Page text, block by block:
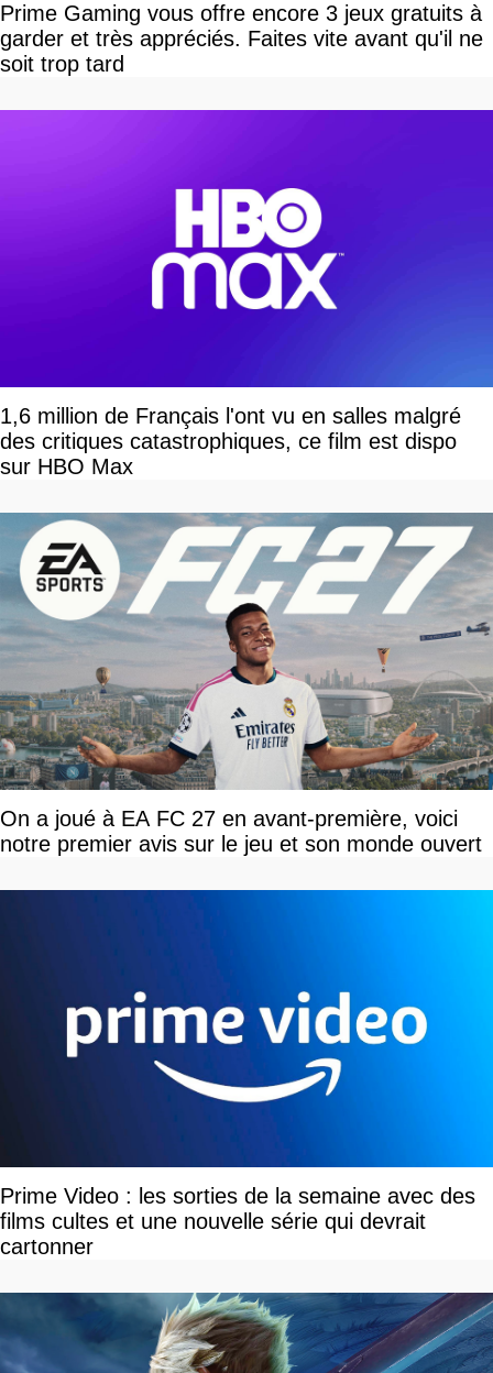
Prime Gaming vous offre encore 3 jeux gratuits à
garder et très appréciés. Faites vite avant qu'il ne
soit trop tard
1,6 million de Français l'ont vu en salles malgré
des critiques catastrophiques, ce film est dispo
sur HBO Max
On a joué à EA FC 27 en avant-première, voici
notre premier avis sur le jeu et son monde ouvert
Prime Video : les sorties de la semaine avec des
films cultes et une nouvelle série qui devrait
cartonner